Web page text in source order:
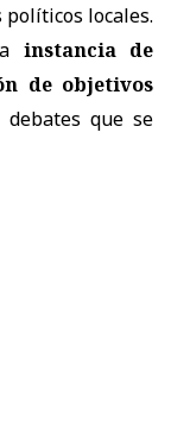
locales.
instancia de
de objetivos
que se